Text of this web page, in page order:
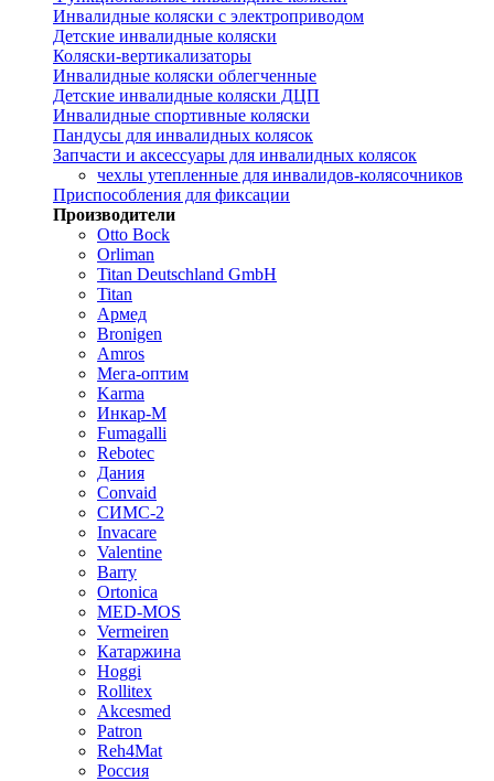
Инвалидные коляски с электроприводом
Детские инвалидные коляски
Коляски-вертикализаторы
Инвалидные коляски облегченные
Детские инвалидные коляски ДЦП
Инвалидные спортивные коляски
Пандусы для инвалидных колясок
Запчасти и аксессуары для инвалидных колясок
чехлы утепленные для инвалидов-колясочников
Приспособления для фиксации
Производители
Otto Bock
Orliman
Titan Deutschland GmbH
Titan
Армед
Bronigen
Amros
Мега-оптим
Karma
Инкар-М
Fumagalli
Rebotec
Дания
Convaid
СИМС-2
Invacare
Valentine
Barry
Ortonica
MED-MOS
Vermeiren
Катаржина
Hoggi
Rollitex
Akcesmed
Patron
Reh4Mat
Россия